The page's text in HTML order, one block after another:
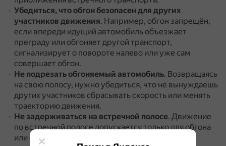
Убедиться, что обгон безопасен для других
участников движения. Например, обгон запрещён,
если впереди идущий автомобиль объезжает
преграду или обгоняет другой транспорт,
сигнализирует о повороте налево или уже сам
совершает обгон.
Не подрезать обгоняемый автомобиль. Возвращаясь
на свою полосу, нужно убедиться, что не вынуждаешь
других участников сбрасывать скорость или менять
траекторию движения.
Не задерживаться на встречной полосе. Движение
по встречной полосе допускается только для обгона
или объезда препятствия, поэтому её нужно